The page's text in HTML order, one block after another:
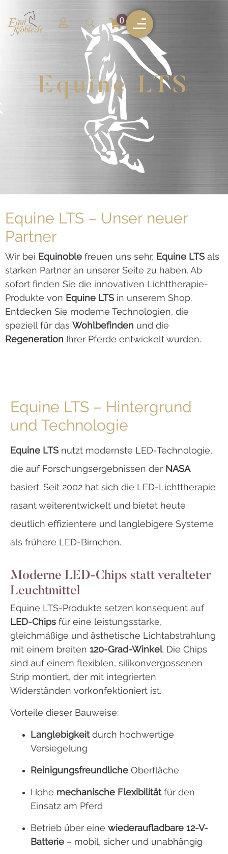
0
Equine LTS
Equine LTS – Unser neuer
Partner
Wir bei Equinoble freuen uns sehr, Equine LTS als
starken Partner an unserer Seite zu haben. Ab
sofort finden Sie die innovativen Lichttherapie-
Produkte von Equine LTS in unserem Shop.
Entdecken Sie moderne Technologien, die
speziell für das Wohlbefinden und die
Regeneration Ihrer Pferde entwickelt wurden.
Equine LTS – Hintergrund
und Technologie
Equine LTS nutzt modernste LED-Technologie,
die auf Forschungsergebnissen der NASA
basiert. Seit 2002 hat sich die LED-Lichttherapie
rasant weiterentwickelt und bietet heute
deutlich effizientere und langlebigere Systeme
als frühere LED-Birnchen.
Moderne LED-Chips statt veralteter
Leuchtmittel
Equine LTS-Produkte setzen konsequent auf
LED-Chips für eine leistungsstarke,
gleichmäßige und ästhetische Lichtabstrahlung
mit einem breiten 120-Grad-Winkel. Die Chips
sind auf einem flexiblen, silikonvergossenen
Strip montiert, der mit integrierten
Widerständen vorkonfektioniert ist.
Vorteile dieser Bauweise:
Langlebigkeitdurch hochwertige
Versiegelung
Reinigungsfreundliche Oberfläche
Hohe mechanische Flexibilitätfür den
Einsatz am Pferd
Betrieb über eine wiederaufladbare 12-V-
Batterie – mobil, sicher und unabhängig